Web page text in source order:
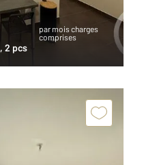
par mois charges
comprises
, 2 pcs